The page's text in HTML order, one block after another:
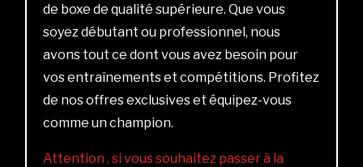
de boxe de qualité supérieure. Que vous
soyez débutant ou professionnel, nous
avons tout ce dont vous avez besoin pour
vos entraînements et compétitions. Profitez
de nos offres exclusives et équipez-vous
comme un champion.
Attention , si vous souhaitez passer à la